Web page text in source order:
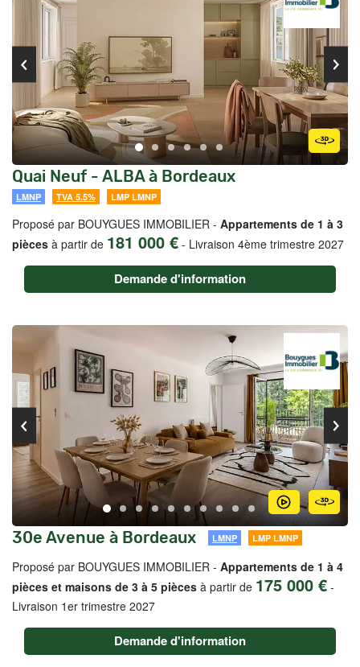
Quai Neuf - ALBA à Bordeaux
LMNP TVA 5.5% LMP LMNP
Proposé par BOUYGUES IMMOBILIER - Appartements de 1 à 3
pièces à partir de 181 000 € - Livraison 4ème trimestre 2027
Demande d'information
30e Avenue à Bordeaux LMNP LMP LMNP
Proposé par BOUYGUES IMMOBILIER - Appartements de 1 à 4
pièces et maisons de 3 à 5 pièces à partir de 175 000 € -
Livraison 1er trimestre 2027
Demande d'information